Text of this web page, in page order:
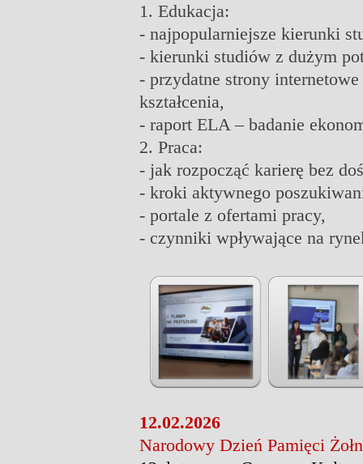
1. Edukacja:
- najpopularniejsze kierunki
- kierunki studiów z dużym
- przydatne strony
kształcenia,
- raport ELA – badanie
2. Praca:
- jak rozpocząć karierę bez
- kroki aktywnego
- portale z ofertami pracy,
- czynniki wpływające na
12.02.2026
Narodowy Dzień Pamięci